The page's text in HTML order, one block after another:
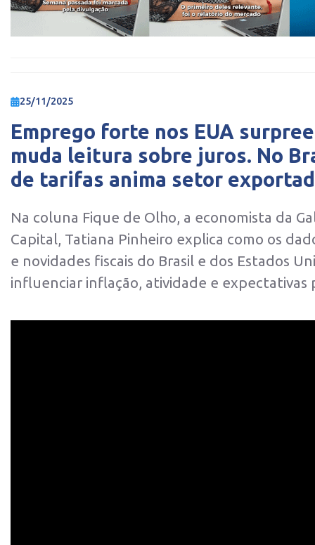
25/11/2025
Emprego forte nos EUA
muda leitura sobre juros. No
de tarifas anima setor
Na coluna Fique de Olho, a economista da
Capital, Tatiana Pinheiro explica como os
e novidades fiscais do Brasil e dos Estados
influenciar inflação, atividade e expectativas